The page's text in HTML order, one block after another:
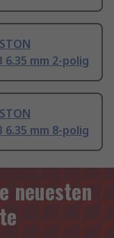
mm 2-polig
mm 8-polig
neuesten